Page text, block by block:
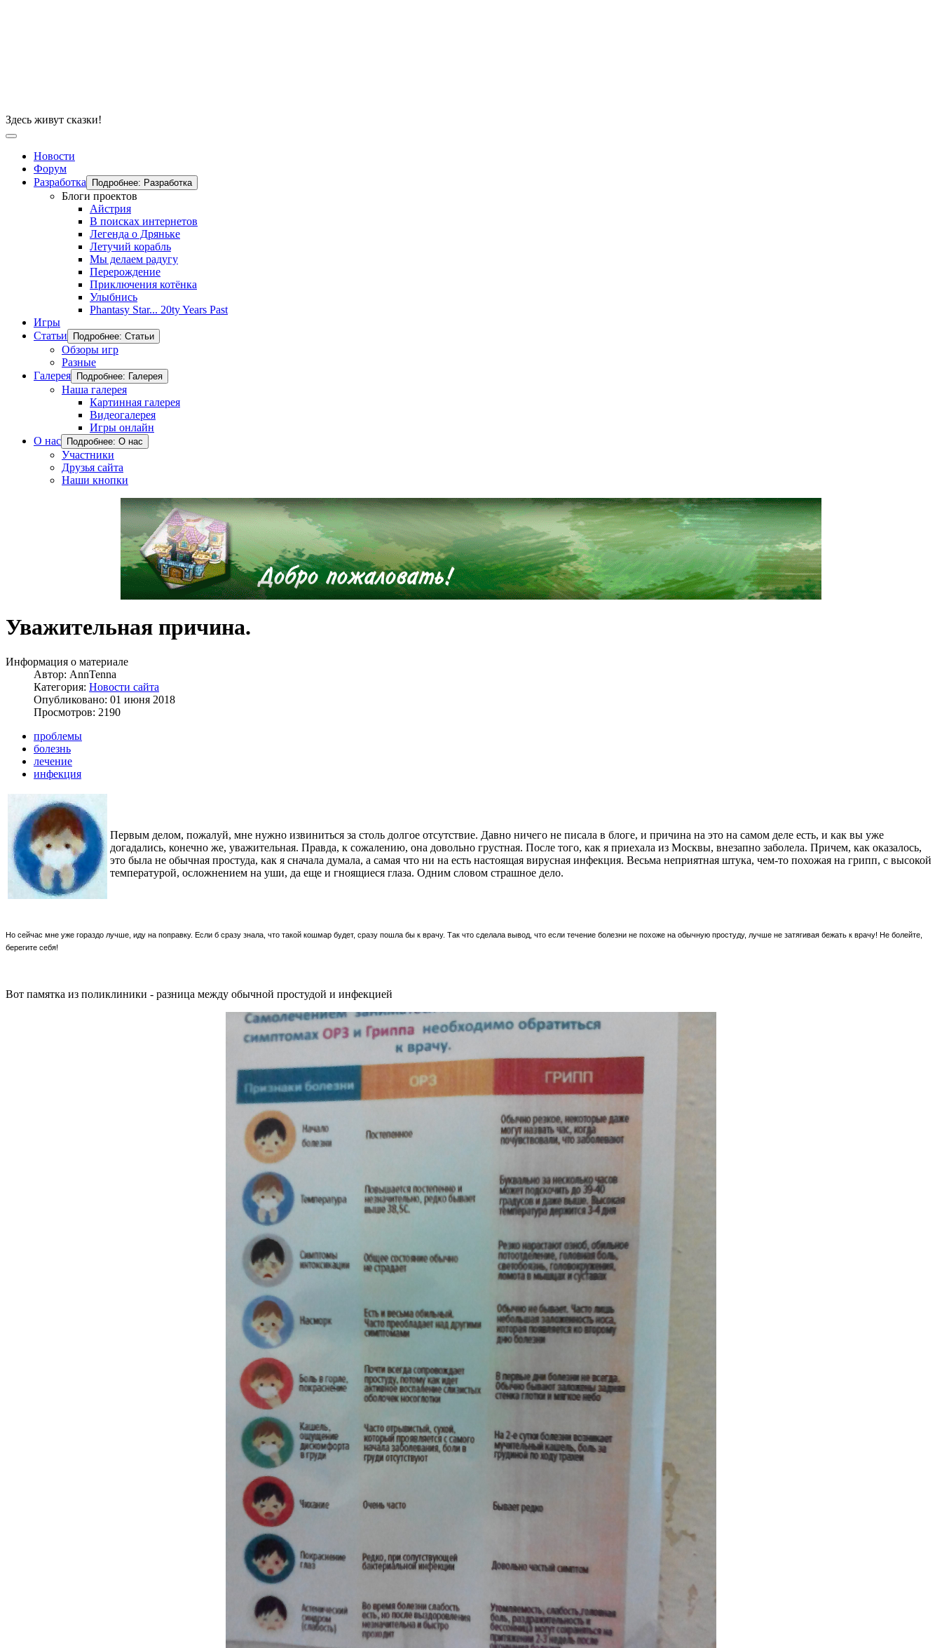
Здесь живут сказки!
Новости
Форум
Разработка
Подробнее: Разработка
Блоги проектов
Айстрия
В поисках интернетов
Легенда о Дряньке
Летучий корабль
Мы делаем радугу
Перерождение
Приключения котёнка
Улыбнись
Phantasy Star... 20ty Years Past
Игры
Статьи
Подробнее: Статьи
Обзоры игр
Разные
Галерея
Подробнее: Галерея
Наша галерея
Картинная галерея
Видеогалерея
Игры онлайн
О нас
Подробнее: О нас
Участники
Друзья сайта
Наши кнопки
Уважительная причина.
Информация о материале
Автор: AnnTenna
Категория: Новости сайта
Опубликовано: 01 июня 2018
Просмотров: 2190
проблемы
болезнь
лечение
инфекция
Первым делом, пожалуй, мне нужно извиниться за столь долгое отсутствие. Давно ничего не писала в блоге, и причина на это на самом деле есть, и как вы уже
догадались, конечно же, уважительная. Правда, к сожалению, она довольно грустная. После того, как я приехала из Москвы, внезапно заболела. Причем, как оказалось,
это была не обычная простуда, как я сначала думала, а самая что ни на есть настоящая вирусная инфекция. Весьма неприятная штука, чем-то похожая на грипп, с высокой
температурой, осложнением на уши, да еще и гноящиеся глаза. Одним словом страшное дело.
Но сейчас мне уже гораздо лучше, иду на поправку. Если б сразу знала, что такой кошмар будет, сразу пошла бы к врачу. Так что сделала вывод, что если течение болезни не похоже на обычную простуду, лучше не затягивая бежать к врачу! Не болейте,
берегите себя!
Вот памятка из поликлиники - разница между обычной простудой и инфекцией